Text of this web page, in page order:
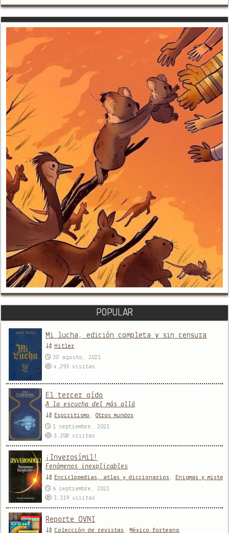
POPULAR
Mi lucha, edición completa y sin censura
Hitler
30 agosto, 2021
4,293visitas
El tercer oído
A la escucha del más allá
Espiritismo ,Otros mundos
1 septiembre, 2021
3,358visitas
¡Inverosímil!
Fenómenos inexplicables
Enciclopedias, atlas y diccionarios ,
Enigmas y
6 septiembre, 2021
3,319visitas
Reporte OVNI
Colección de revistas , México forteano